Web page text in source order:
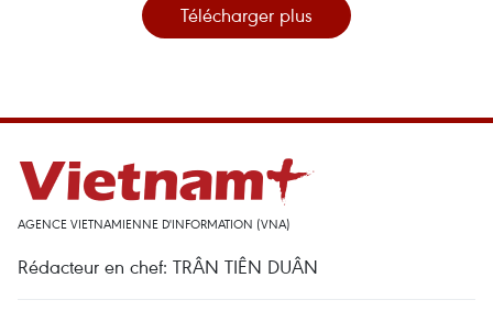
Télécharger plus
AGENCE VIETNAMIENNE D'INFORMATION (VNA)
Rédacteur en chef: TRÂN TIÊN DUÂN